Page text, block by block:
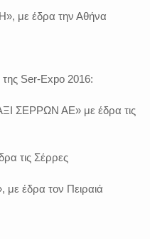
με έδρα την Αθήνα
της Ser-Expo 2016:
ΣΕΡΡΩΝ ΑΕ» με έδρα τις
τις Σέρρες
με έδρα τον Πειραιά